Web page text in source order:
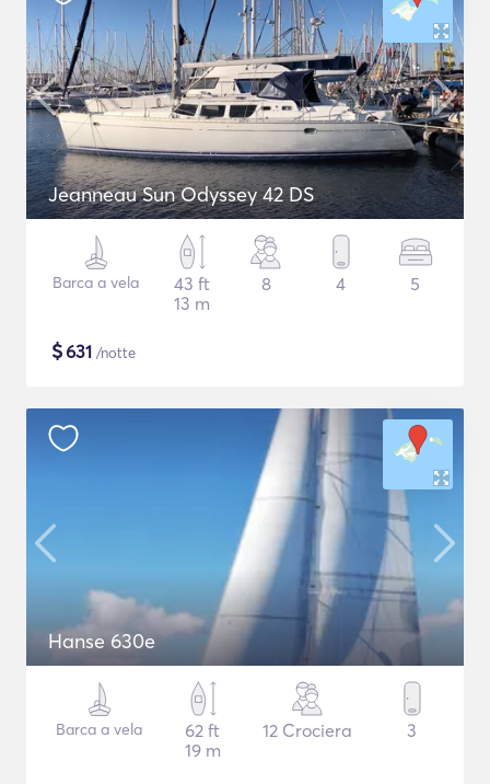
Jeanneau Sun Odyssey 42 DS
Barca a vela
43 ft
13 m
8 4 5
$631 /notte
Hanse 630e
Barca a vela
62 ft
19 m
12 Crociera 3